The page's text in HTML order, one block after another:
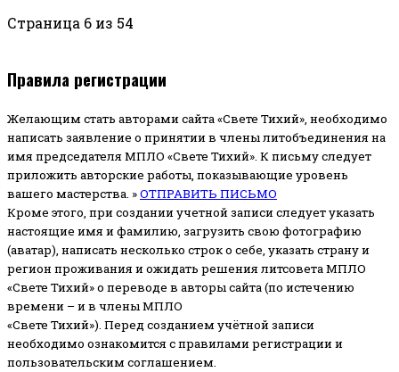
Страница 6 из 54
Правила регистрации
Желающим стать авторами сайта «Свете Тихий», необходимо
написать заявление о принятии в члены литобъединения на
имя председателя МПЛО «Свете Тихий». К письму следует
приложить авторские работы, показывающие уровень
вашего мастерства. »ОТПРАВИТЬ ПИСЬМО
Кроме этого, при создании учетной записи следует указать
настоящие имя и фамилию, загрузить свою фотографию
(аватар), написать несколько строк о себе, указать страну и
регион проживания и ожидать решения литсовета МПЛО
«Свете Тихий» о переводе в авторы сайта (по истечению
времени – и в члены МПЛО
«Свете Тихий»). Перед созданием учётной записи
необходимо ознакомится с правилами регистрации и
пользовательским соглашением.